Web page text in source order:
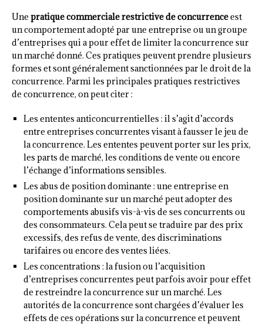
Une pratique commerciale restrictive de concurrenceest
un comportement adopté par une entreprise ou un groupe
d’entreprises qui a pour effet de limiter la concurrence sur
un marché donné. Ces pratiques peuvent prendre plusieurs
formes et sont généralement sanctionnées par le droit de la
concurrence. Parmi les principales pratiques restrictives
de concurrence, on peut citer :
Les ententes anticoncurrentielles : il s’agit d’accords
entre entreprises concurrentes visant à fausser le jeu de
la concurrence. Les ententes peuvent porter sur les prix,
les parts de marché, les conditions de vente ou encore
l’échange d’informations sensibles.
Les abus de position dominante : une entreprise en
position dominante sur un marché peut adopter des
comportements abusifs vis-à-vis de ses concurrents ou
des consommateurs. Cela peut se traduire par des prix
excessifs, des refus de vente, des discriminations
tarifaires ou encore des ventes liées.
Les concentrations : la fusion ou l’acquisition
d’entreprises concurrentes peut parfois avoir pour effet
de restreindre la concurrence sur un marché. Les
autorités de la concurrence sont chargées d’évaluer les
effets de ces opérations sur la concurrence et peuvent